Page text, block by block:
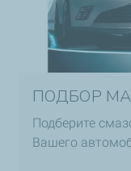
ПОДБОР
Подберите
Вашего